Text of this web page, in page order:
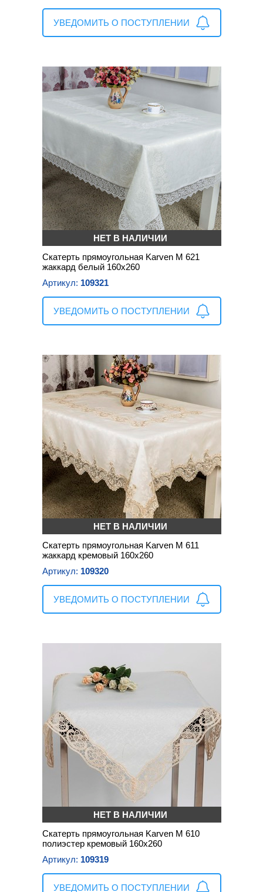
УВЕДОМИТЬ О ПОСТУПЛЕНИИ
НЕТ В НАЛИЧИИ
Скатерть прямоугольная Karven М 621
жаккард белый 160х260
Артикул: 109321
УВЕДОМИТЬ О ПОСТУПЛЕНИИ
НЕТ В НАЛИЧИИ
Скатерть прямоугольная Karven М 611
жаккард кремовый 160х260
Артикул: 109320
УВЕДОМИТЬ О ПОСТУПЛЕНИИ
НЕТ В НАЛИЧИИ
Скатерть прямоугольная Karven М 610
полиэстер кремовый 160х260
Артикул: 109319
УВЕДОМИТЬ О ПОСТУПЛЕНИИ